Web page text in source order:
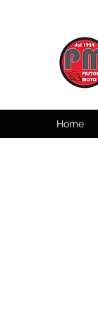
Home